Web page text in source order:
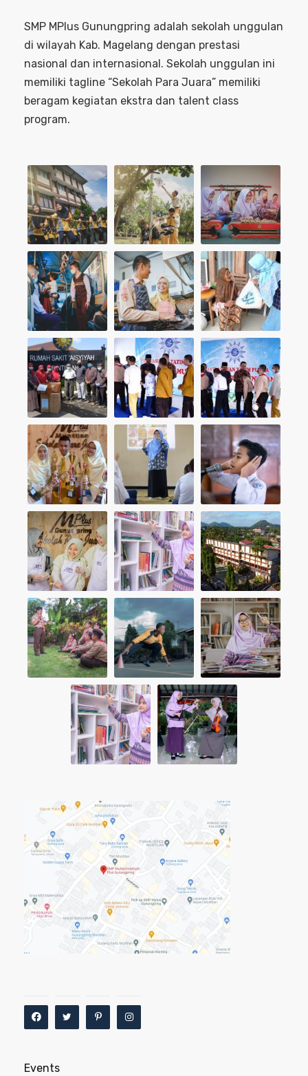
SMP MPlus Gunungpring adalah sekolah unggulan
di wilayah Kab. Magelang dengan prestasi
nasional dan internasional. Sekolah unggulan ini
memiliki tagline “Sekolah Para Juara” memiliki
beragam kegiatan ekstra dan talent class
program.
Events